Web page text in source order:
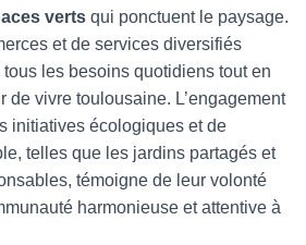
verts qui ponctuent le paysage.
et de services diversifiés
les besoins quotidiens tout en
de vivre toulousaine. L’engagement
initiatives écologiques et de
telles que les jardins partagés et
témoigne de leur volonté
harmonieuse et attentive à